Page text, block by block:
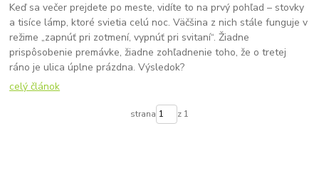
Keď sa večer prejdete po meste, vidíte to na prvý pohľad – stovky
a tisíce lámp, ktoré svietia celú noc. Väčšina z nich stále funguje v
režime „zapnúť pri zotmení, vypnúť pri svitaní“. Žiadne
prispôsobenie premávke, žiadne zohľadnenie toho, že o tretej
ráno je ulica úplne prázdna. Výsledok?
celý článok
strana z 1